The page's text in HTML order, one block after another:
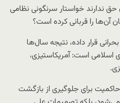
حق ندارند خواستار سرنگونی نظامی
را قربانی کرده است؟
قرار داده، نتیجه سال‌ها
است: آمریکاستیزی،
برای جلوگیری از بازگشت